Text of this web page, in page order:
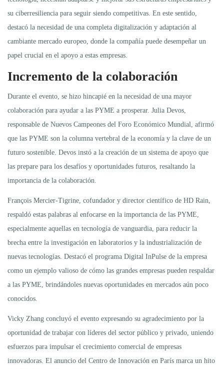
su ciberresiliencia para seguir siendo competitivas. En este sentido,
destacó la necesidad de una completa digitalización y adaptación al
cambiante mercado europeo, donde la compañía puede desempeñar un
papel crucial en el apoyo a estas empresas.
Incremento de la colaboración
Durante el evento, se hizo hincapié en la necesidad de una mayor
colaboración para ayudar a las PYME a prosperar. Julia Devos,
responsable de Nuevos Campeones del Foro Económico Mundial, afirmó
que las PYME son la columna vertebral de la economía y la clave de un
futuro sostenible. Devos instó a la creación de un sistema de apoyo que
las prepare para los desafíos y oportunidades futuros, resaltando la
importancia de la colaboración.
François Mercier-Tigrine, cofundador y director científico de HD Rain,
respaldó estas palabras al enfocarse en la importancia de las PYME,
especialmente aquellas en tecnología de vanguardia, para reducir la
brecha entre la investigación en laboratorios y la industrialización de
nuevas tecnologías. Destacó el programa Digital InPulse de la empresa
como un ejemplo valioso de cómo las grandes empresas pueden respaldar
a las PYME, brindándoles nuevas oportunidades en mercados aún poco
conocidos.
Vicky Zhang concluyó el evento expresando su agradecimiento por la
oportunidad de trabajar con líderes del sector público y privado, uniendo
esfuerzos para impulsar el crecimiento comercial de empresas
innovadoras. El anuncio del Centro de Innovación en París marca un hito